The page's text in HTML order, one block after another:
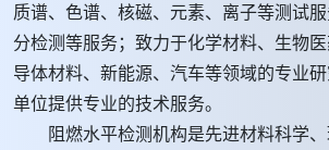
质谱、色谱、核磁、元素、离子等测试
分检测等服务；致力于化学材料、生物
导体材料、新能源、汽车等领域的专业
单位提供专业的技术服务。
阻燃水平检测机构是先进材料科学